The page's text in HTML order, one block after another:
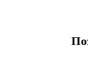
Что значит
Что делать,